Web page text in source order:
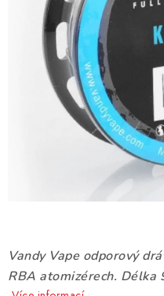
DÁRKOVÉ VOUCHERY
ATOMIZÉRY A CARTRIDGE
BATERIE A NABÍJEČKY
NIKOTINOVÝ FILM
Vandy Vape odporový
RBA atomizérech. Délka